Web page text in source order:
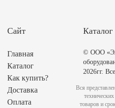
Сайт
Главная
Каталог
Как купить?
Доставка
Оплата
Каталог
© ООО
2026гг.
Вся
товаров и